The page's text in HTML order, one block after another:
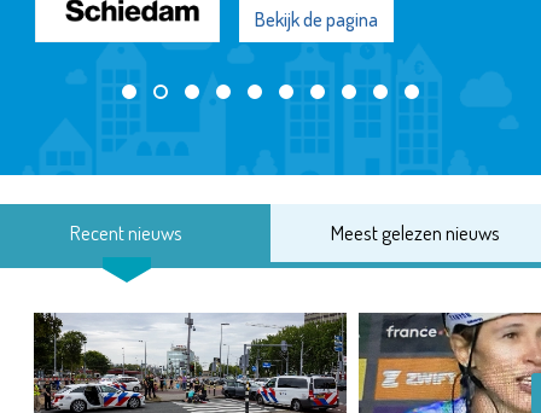
Bekijk de pagina
Recent nieuws Meest gelezen nieuws